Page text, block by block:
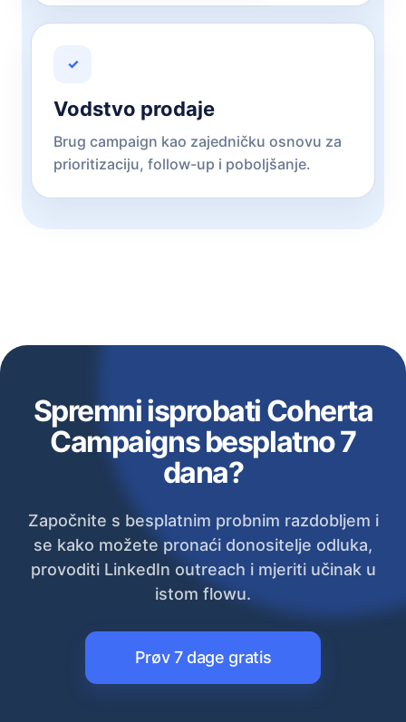
✓
Vodstvo prodaje
Brug campaign kao zajedničku osnovu za
prioritizaciju, follow-up i poboljšanje.
Spremni isprobati Coherta
Campaigns besplatno 7
dana?
Započnite s besplatnim probnim razdobljem i
se kako možete pronaći donositelje odluka,
provoditi LinkedIn outreach i mjeriti učinak u
istom flowu.
Prøv 7 dage gratis